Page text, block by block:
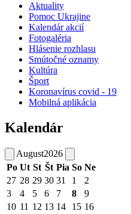
Aktuality
Pomoc Ukrajine
Kalendár akcií
Fotogaléria
Hlásenie rozhlasu
Smútočné oznamy
Kultúra
Šport
Koronavírus covid - 19
Mobilná aplikácia
Kalendár
August2026
Po Ut St Št Pia So Ne
27 28 29 30 31 1
2
3
4 5 6 7 8
9
10 11 12 13 14 15 16